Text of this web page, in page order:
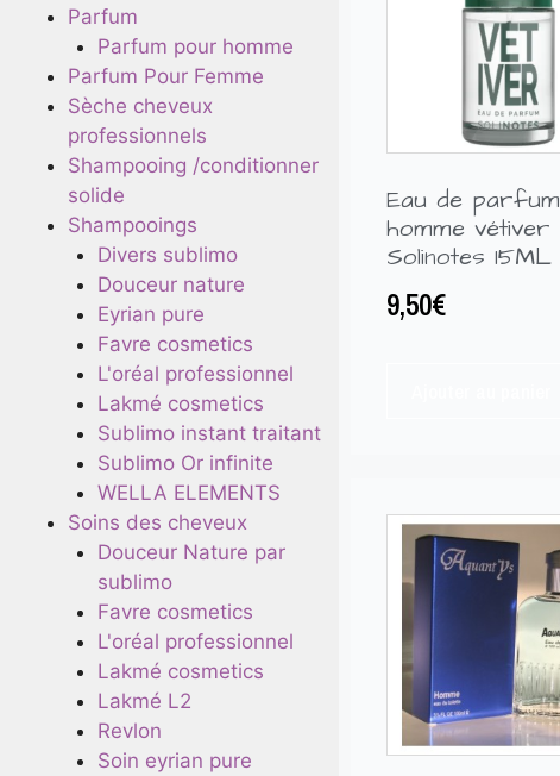
Parfum
Parfum pour homme
Parfum Pour Femme
Sèche cheveux
professionnels
Shampooing /conditionner
solide
Shampooings
Divers sublimo
Douceur nature
Eyrian pure
Favre cosmetics
L'oréal professionnel
Lakmé cosmetics
Sublimo instant traitant
Sublimo Or infinite
WELLA ELEMENTS
Soins des cheveux
Douceur Nature par
sublimo
Favre cosmetics
L'oréal professionnel
Lakmé cosmetics
Lakmé L2
Revlon
Soin eyrian pure
Eau de parfum
homme vétiver
Solinotes 15ML
9,50€